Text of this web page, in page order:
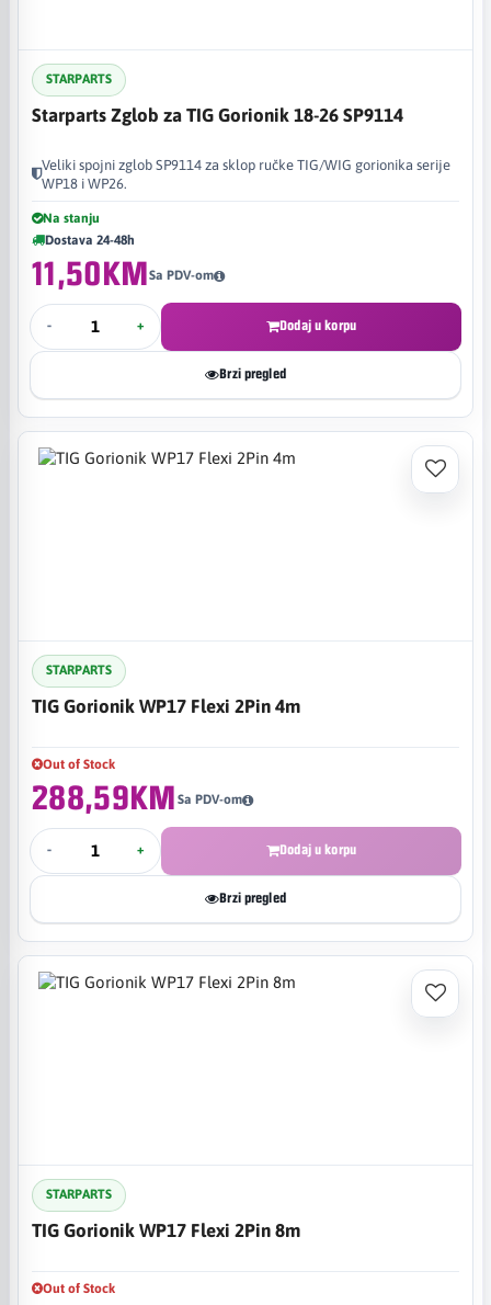
STARPARTS
Starparts Zglob za TIG Gorionik 18-26 SP9114
Veliki spojni zglob SP9114 za sklop ručke TIG/WIG gorionika serije
WP18 i WP26.
Na stanju
Dostava 24-48h
11,50KMSa PDV-om
- + Dodaj u korpu
Brzi pregled
STARPARTS
TIG Gorionik WP17 Flexi 2Pin 4m
Out of Stock
288,59KM Sa PDV-om
- + Dodaj u korpu
Brzi pregled
STARPARTS
TIG Gorionik WP17 Flexi 2Pin 8m
Out of Stock